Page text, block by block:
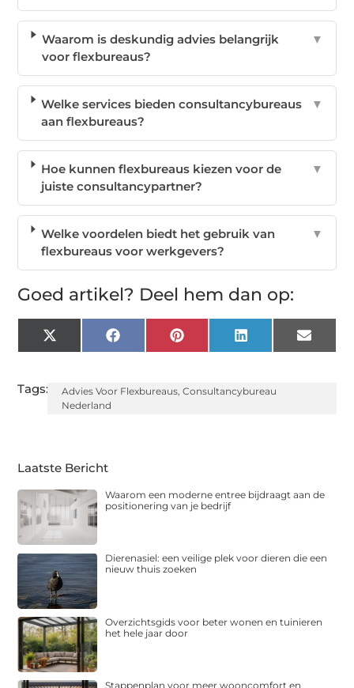
Waarom is deskundig advies belangrijk
voor flexbureaus?
▼
Welke services bieden consultancybureaus
aan flexbureaus?
▼
Hoe kunnen flexbureaus kiezen voor de
juiste consultancypartner?
▼
Welke voordelen biedt het gebruik van
flexbureaus voor werkgevers?
▼
Goed artikel? Deel hem dan op:
X
(Twitter)
FacebookPinterest LinkedIn Email
Tags: Advies Voor Flexbureaus ,Consultancybureau
Nederland
Laatste Bericht
Waarom een moderne entree bijdraagt aan de
positionering van je bedrijf
Dierenasiel: een veilige plek voor dieren die een
nieuw thuis zoeken
Overzichtsgids voor beter wonen en tuinieren
het hele jaar door
Stappenplan voor meer wooncomfort en